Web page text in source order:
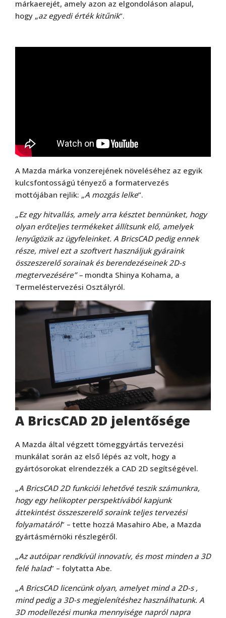
márkaerejét, amely azon az elgondoláson alapul,
hogy „az egyedi érték kitűnik”.
A Mazda márka vonzerejének növeléséhez az egyik
kulcsfontosságú tényező a formatervezés
mottójában rejlik: „A mozgás lelke”.
„Ez egy hitvallás, amely arra késztet bennünket, hogy
olyan erőteljes termékeket állítsunk elő, amelyek
lenyűgözik az ügyfeleinket. A BricsCAD pedig ennek
része, mivel ezt a szoftvert használjuk gyáraink
összeszerelő sorainak és berendezéseinek 2D-s
megtervezésére” – mondta Shinya Kohama, a
Termeléstervezési Osztályról.
A BricsCAD 2D jelentősége
A Mazda által végzett tömeggyártás tervezési
munkálat során az első lépés az volt, hogy a
gyártósorokat elrendezzék a CAD 2D segítségével.
„A BricsCAD 2D funkciói lehetővé teszik számunkra,
hogy egy helikopter perspektívából kapjunk
áttekintést összeszerelő soraink teljes tervezési
folyamatáról” – tette hozzá Masahiro Abe, a Mazda
gyártásmérnöki részlegéről.
„Az autóipar rendkívül innovatív, és most minden a 3D
felé halad” – folytatta Abe.
„A BricsCAD licencünk olyan, amelyet mind a 2D-s ,
mind pedig a 3D-s megjelenítéshez használhatunk. A
3D modellezési munka mennyisége napról napra